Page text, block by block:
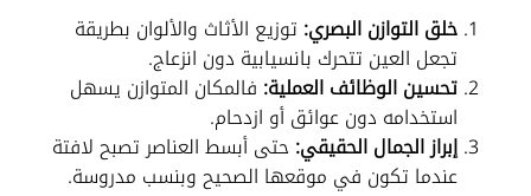
خلق التوازن البصري: توزيع الأثاث والألوان بطريقة
تجعل العين تتحرك بانسيابية دون انزعاج.
تحسين الوظائف العملية: فالمكان المتوازن يسهل
استخدامه دون عوائق أو ازدحام.
إبراز الجمال الحقيقي: حتى أبسط العناصر تصبح لافتة
عندما تكون في موقعها الصحيح وبنسب مدروسة.